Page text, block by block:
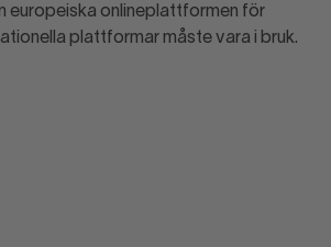
europeiska onlineplattformen för
plattformar måste vara i bruk.